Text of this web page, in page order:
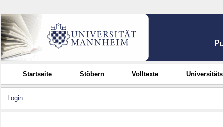
Startseite Stöbern Volltexte
Login